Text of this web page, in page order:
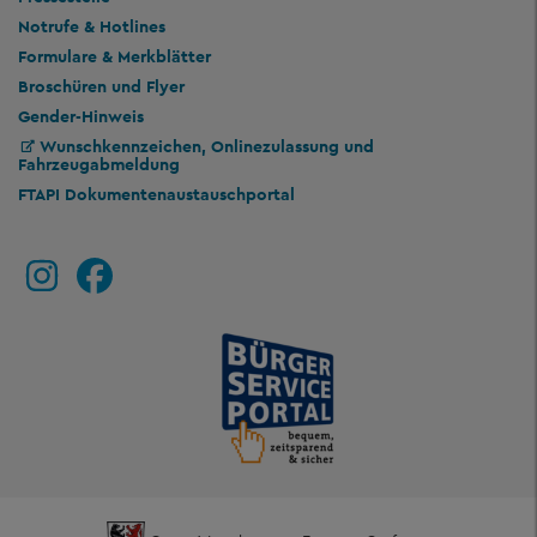
Notrufe & Hotlines
Formulare & Merkblätter
Broschüren und Flyer
Gender-Hinweis
Wunschkennzeichen, Onlinezulassung und
Fahrzeugabmeldung
FTAPI Dokumentenaustauschportal